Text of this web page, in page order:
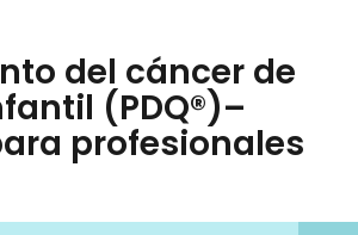
del cáncer de
(PDQ®)–
profesionales